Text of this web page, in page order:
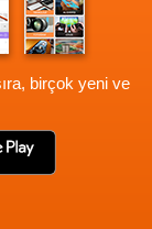
birçok yeni ve